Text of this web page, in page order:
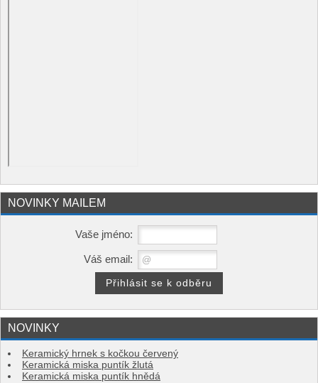
NOVINKY MAILEM
Vaše jméno:
Váš email:
NOVINKY
Keramický hrnek s kočkou červený
Keramická miska puntík žlutá
Keramická miska puntík hnědá